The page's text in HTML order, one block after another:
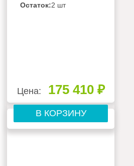
Остаток:2 шт
Цена: 175 410 ₽
В КОРЗИНУ